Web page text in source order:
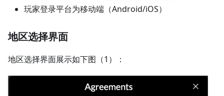
玩家登录平台为移动端（Android/iOS）
地区选择界面
地区选择界面展示如下图（1）：